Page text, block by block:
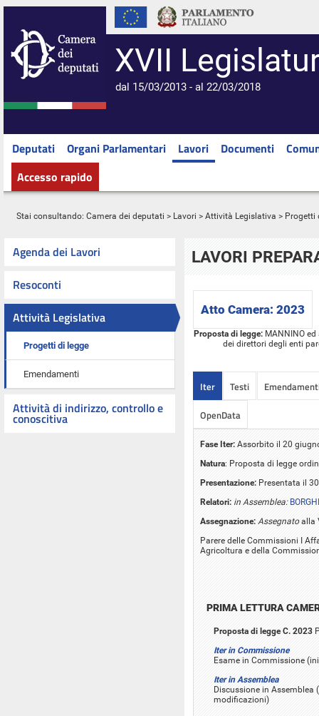
XVII
dal 15/03/2013 - al 22/03/2018
Deputati Organi Parlamentari Lavori Documenti
Accesso rapido
Stai consultando: Camera dei deputati > Lavori > Attività Legislativa > Progetti
Agenda dei Lavori
Resoconti
Attività Legislativa
Progetti di legge
Emendamenti
Attività di indirizzo, controllo e
conoscitiva
LAVORI
Atto Camera: 2023
Proposta di legge:MANNINO ed
dei direttori degli enti
Iter Testi
OpenData
Fase Iter: Assorbito il 20
Natura: Proposta di legge
Presentazione: Presentata il
Relatori: in Assemblea:
Assegnazione: Assegnatoalla
Parere delle Commissioni I
Agricoltura e della
PRIMA LETTURA
Proposta di legge C. 2023
Iter in Commissione
Esame in Commissione
Iter in Assemblea
Discussione in
modificazioni)